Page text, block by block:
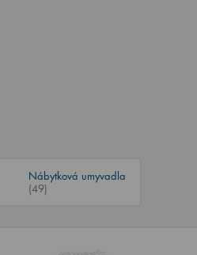
Nábytková umyvadla
(49)